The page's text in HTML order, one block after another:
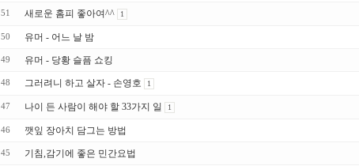
51 새로운 홈피 좋아여^^ 1
50 유머 - 어느 날 밤
49 유머 - 당황 슬픔 쇼킹
48 그러려니 하고 살자 - 손영호 1
47 나이 든 사람이 해야 할 33가지 일 1
46 깻잎 장아치 담그는 방법
45 기침,감기에 좋은 민간요법